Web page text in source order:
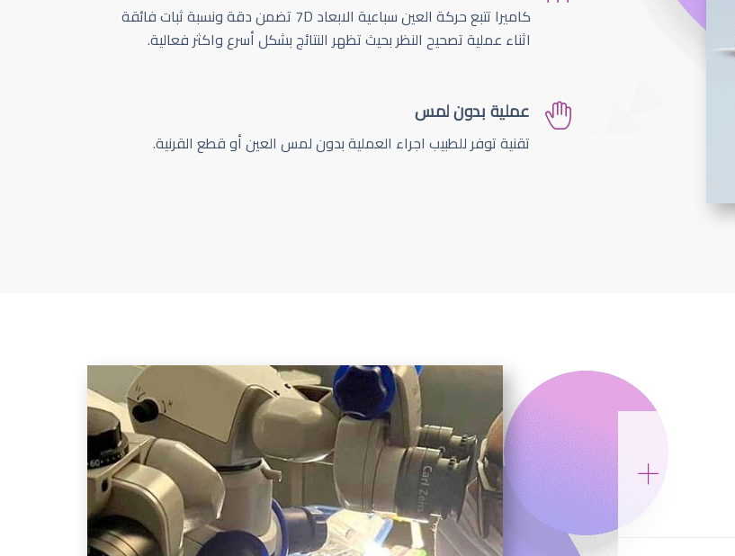
كاميرا تتبع حركة العين سباعية الابعاد 7D تضمن دقة ونسبة ثبات فائقة
اثناء عملية تصحيح النظر بحيث تظهر النتائج بشكل أسرع واكثر فعالية.
عملية بدون لمس
تقنية توفر للطبيب اجراء العملية بدون لمس العين أو قطع القرنية.